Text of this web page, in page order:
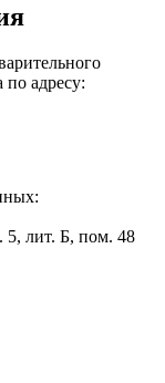
по адресу:
5, лит. Б, пом. 48